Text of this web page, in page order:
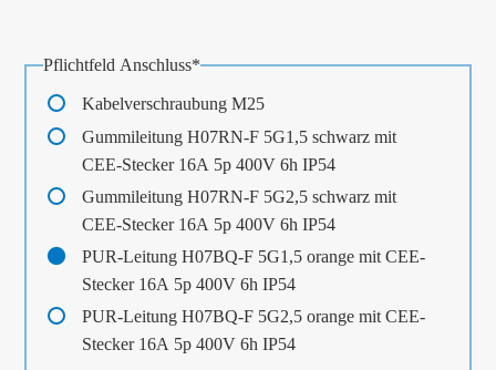
Pflichtfeld Anschluss*
Kabelverschraubung M25
Gummileitung H07RN-F 5G1,5 schwarz mit
CEE-Stecker 16A 5p 400V 6h IP54
Gummileitung H07RN-F 5G2,5 schwarz mit
CEE-Stecker 16A 5p 400V 6h IP54
PUR-Leitung H07BQ-F 5G1,5 orange mit CEE-
Stecker 16A 5p 400V 6h IP54
PUR-Leitung H07BQ-F 5G2,5 orange mit CEE-
Stecker 16A 5p 400V 6h IP54